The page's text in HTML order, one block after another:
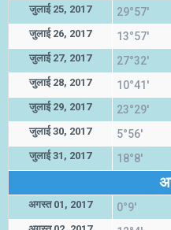
जुलाई 25, 2017 29°57'
जुलाई 26, 2017 13°57'
जुलाई 27, 2017 27°32'
जुलाई 28, 2017 10°41'
जुलाई 29, 2017 23°29'
जुलाई 30, 2017 5°56'
जुलाई 31, 2017 18°8'
अगस्त 01, 2017 0°9'